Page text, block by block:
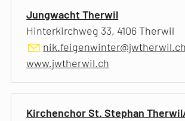
Jungwacht Therwil
Hinterkirchweg 33, 4106 Therwil
nik.feigenwinter@jwtherwil.ch
www.jwtherwil.ch
Kirchenchor St. Stephan